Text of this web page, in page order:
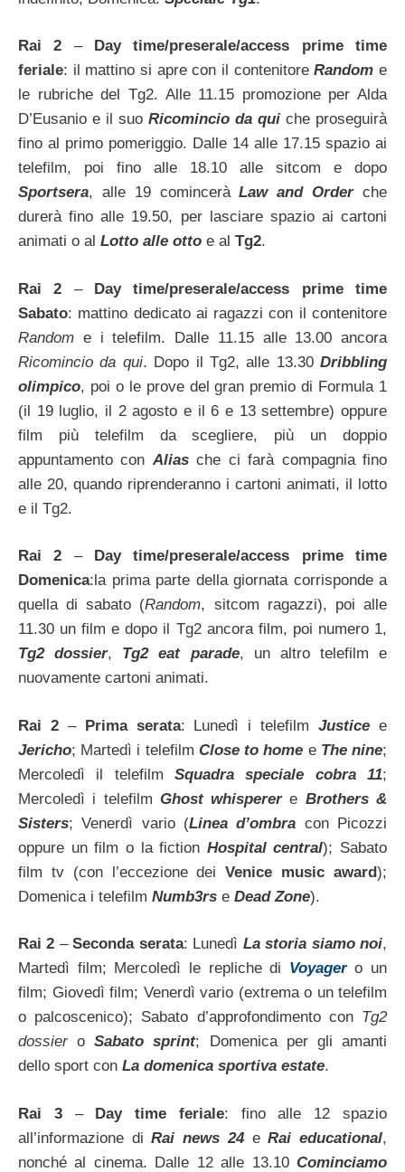
Rai 2 – Day time/preserale/access prime time
feriale: il mattino si apre con il contenitoreRandom e
le rubriche del Tg2. Alle 11.15 promozione per Alda
D’Eusanio e il suo Ricomincio da qui che proseguirà
fino al primo pomeriggio. Dalle 14 alle 17.15 spazio ai
telefilm, poi fino alle 18.10 alle sitcom e dopo
Sportsera, alle 19 cominceràLaw and Orderche
durerà fino alle 19.50, per lasciare spazio ai cartoni
animati o al Lotto alle otto e al Tg2.
Rai 2 – Day time/preserale/access prime time
Sabato: mattino dedicato ai ragazzi con il contenitore
Random e i telefilm. Dalle 11.15 alle 13.00 ancora
Ricomincio da qui. Dopo il Tg2, alle 13.30 Dribbling
olimpico, poi o le prove del gran premio di Formula 1
(il 19 luglio, il 2 agosto e il 6 e 13 settembre) oppure
film più telefilm da scegliere, più un doppio
appuntamento con Aliasche ci farà compagnia fino
alle 20, quando riprenderanno i cartoni animati, il lotto
e il Tg2.
Rai 2 – Day time/preserale/access prime time
Domenica:la prima parte della giornata corrisponde a
quella di sabato (Random, sitcom ragazzi), poi alle
11.30 un film e dopo il Tg2 ancora film, poi numero 1,
Tg2 dossier, Tg2 eat parade, un altro telefilm e
nuovamente cartoni animati.
Rai 2– Prima serata: Lunedì i telefilmJustice e
Jericho; Martedì i telefilm Close to home e The nine;
Mercoledì il telefilm Squadra speciale cobra 11;
Mercoledì i telefilm Ghost whisperere Brothers &
Sisters; Venerdì vario (Linea d’ombra con Picozzi
oppure un film o la fiction Hospital central); Sabato
film tv (con l’eccezione deiVenice music award);
Domenica i telefilm Numb3rs e Dead Zone).
Rai 2 –Seconda serata: Lunedì La storia siamo noi,
Martedì film; Mercoledì le repliche di Voyagero un
film; Giovedì film; Venerdì vario (extrema o un telefilm
o palcoscenico); Sabato d’approfondimento con Tg2
dossieroSabato sprint; Domenica per gli amanti
dello sport con La domenica sportiva estate.
Rai 3– Day time feriale: fino alle 12 spazio
all’informazione diRai news 24eRai educational,
nonché al cinema. Dalle 12 alle 13.10 Cominciamo